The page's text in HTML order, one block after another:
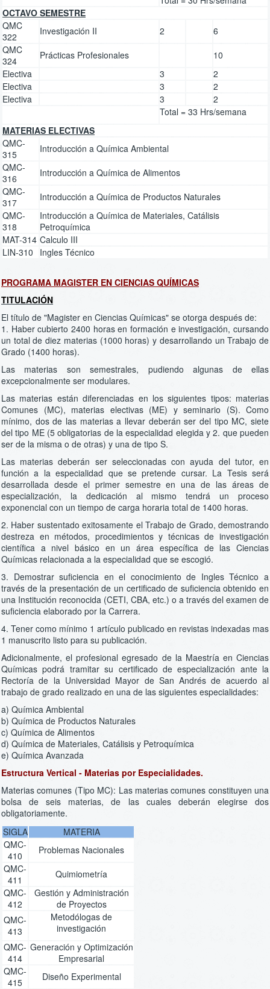
OCTAVO SEMESTRE
QMC
322
Investigación II 2
6
QMC
324
Prácticas Profesionales
10
Electiva
3
2
Electiva
3
2
Electiva
3
2
Total = 33 Hrs/semana
MATERIAS ELECTIVAS
QMC-
315
Introducción a Química Ambiental
QMC-
316
Introducción a Química de Alimentos
QMC-
317
Introducción a Química de Productos Naturales
QMC-
318
Introducción a Química de Materiales, Catálisis
Petroquímica
MAT-314 Calculo III
LIN-310
Ingles Técnico
PROGRAMA MAGISTER EN CIENCIAS QUÍMICAS
TITULACIÓN
El título de "Magister en Ciencias Químicas" se otorga después de:
1. Haber cubierto 2400 horas en formación e investigación, cursando
un total de diez materias (1000 horas) y desarrollando un Trabajo de
Grado (1400 horas).
Las materias son semestrales, pudiendo algunas de ellas
excepcionalmente ser modulares.
Las materias están diferenciadas en los siguientes tipos: materias
Comunes (MC), materias electivas (ME) y seminario (S). Como
mínimo, dos de las materias a llevar deberán ser del tipo MC, siete
del tipo ME (5 obligatorias de la especialidad elegida y 2. que pueden
ser de la misma o de otras) y una de tipo S.
Las materias deberán ser seleccionadas con ayuda del tutor, en
función a la especialidad que se pretende cursar. La Tesis será
desarrollada desde el primer semestre en una de las áreas de
especialización, la dedicación al mismo tendrá un proceso
exponencial con un tiempo de carga horaria total de 1400 horas.
2. Haber sustentado exitosamente el Trabajo de Grado, demostrando
destreza en métodos, procedimientos y técnicas de investigación
científica a nivel básico en un área específica de las Ciencias
Químicas relacionada a la especialidad que se escogió.
3. Demostrar suficiencia en el conocimiento de Ingles Técnico a
través de la presentación de un certificado de suficiencia obtenido en
una Institución reconocida (CETI, CBA, etc.) o a través del examen de
suficiencia elaborado por la Carrera.
4. Tener como mínimo 1 artículo publicado en revistas indexadas mas
1 manuscrito listo para su publicación.
Adicionalmente, el profesional egresado de la Maestría en Ciencias
Químicas podrá tramitar su certificado de especialización ante la
Rectoría de la Universidad Mayor de San Andrés de acuerdo al
trabajo de grado realizado en una de las siguientes especialidades:
a) Química Ambiental
b) Química de Productos Naturales
c) Química de Alimentos
d) Química de Materiales, Catálisis y Petroquímica
e) Química Avanzada
Estructura Vertical - Materias por Especialidades.
Materias comunes (Tipo MC): Las materias comunes constituyen una
bolsa de seis materias, de las cuales deberán elegirse dos
obligatoriamente.
SIGLA
MATERIA
QMC-
410
Problemas Nacionales
QMC-
411
Quimiometría
QMC-
412
Gestión y Administración
de Proyectos
QMC-
413
Metodólogas de
investigación
QMC-
414
Generación y Optimización
Empresarial
QMC-
415
Diseño Experimental